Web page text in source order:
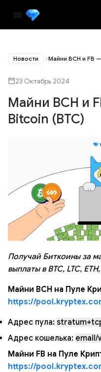
Новости Майни BCH и FB
23 Октябрь 2024
Майни BCH и
Bitcoin (BTC)
Получай Биткоины за
выплаты в BTC, LTC,
Майни BCH на Пуле
https://
Адрес пула:
Адрес кошелька: email/
Майни FB на Пуле
https://